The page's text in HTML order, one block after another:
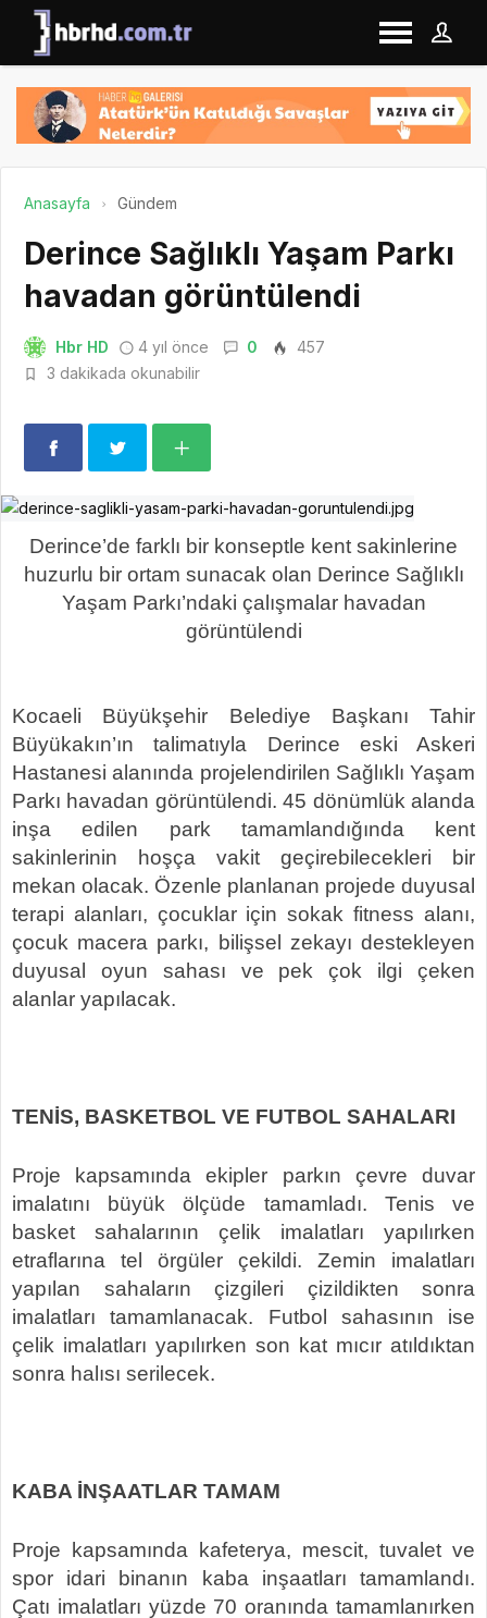
Anasayfa Gündem
Derince Sağlıklı Yaşam Parkı
havadan görüntülendi
Hbr HD 4 yıl önce 0
457
3 dakikada okunabilir
Derince’de farklı bir konseptle kent sakinlerine
huzurlu bir ortam sunacak olan Derince Sağlıklı
Yaşam Parkı’ndaki çalışmalar havadan
görüntülendi
Kocaeli Büyükşehir Belediye Başkanı Tahir
Büyükakın’ın talimatıyla Derince eski Askeri
Hastanesi alanında projelendirilen Sağlıklı Yaşam
Parkı havadan görüntülendi. 45 dönümlük alanda
inşa edilen park tamamlandığında kent
sakinlerinin hoşça vakit geçirebilecekleri bir
mekan olacak. Özenle planlanan projede duyusal
terapi alanları, çocuklar için sokak fitness alanı,
çocuk macera parkı, bilişsel zekayı destekleyen
duyusal oyun sahası ve pek çok ilgi çeken
alanlar yapılacak.
TENİS, BASKETBOL VE FUTBOL SAHALARI
Proje kapsamında ekipler parkın çevre duvar
imalatını büyük ölçüde tamamladı. Tenis ve
basket sahalarının çelik imalatları yapılırken
etraflarına tel örgüler çekildi. Zemin imalatları
yapılan sahaların çizgileri çizildikten sonra
imalatları tamamlanacak. Futbol sahasının ise
çelik imalatları yapılırken son kat mıcır atıldıktan
sonra halısı serilecek.
KABA İNŞAATLAR TAMAM
Proje kapsamında kafeterya, mescit, tuvalet ve
spor idari binanın kaba inşaatları tamamlandı.
Çatı imalatları yüzde 70 oranında tamamlanırken